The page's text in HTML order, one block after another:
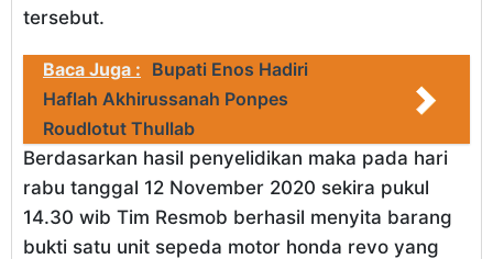
tersebut.
Baca Juga : Bupati Enos Hadiri
Haflah Akhirussanah Ponpes
Roudlotut Thullab
Berdasarkan hasil penyelidikan maka pada hari
rabu tanggal 12 November 2020 sekira pukul
14.30 wib Tim Resmob berhasil menyita barang
bukti satu unit sepeda motor honda revo yang